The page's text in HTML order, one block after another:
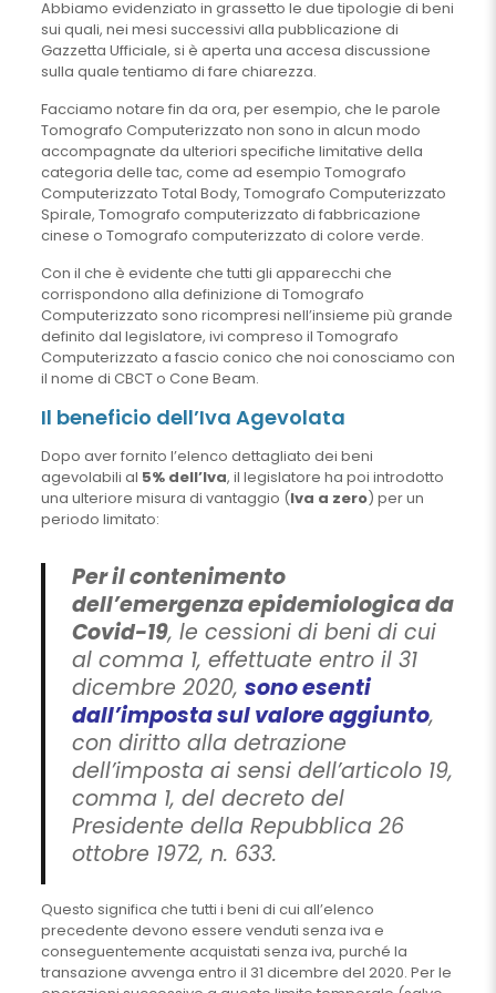
Abbiamo evidenziato in grassetto le due tipologie di beni
sui quali, nei mesi successivi alla pubblicazione di
Gazzetta Ufficiale, si è aperta una accesa discussione
sulla quale tentiamo di fare chiarezza.
Facciamo notare fin da ora, per esempio, che le parole
Tomografo Computerizzato non sono in alcun modo
accompagnate da ulteriori specifiche limitative della
categoria delle tac, come ad esempio Tomografo
Computerizzato Total Body, Tomografo Computerizzato
Spirale, Tomografo computerizzato di fabbricazione
cinese o Tomografo computerizzato di colore verde.
Con il che è evidente che tutti gli apparecchi che
corrispondono alla definizione di Tomografo
Computerizzato sono ricompresi nell’insieme più grande
definito dal legislatore, ivi compreso il Tomografo
Computerizzato a fascio conico che noi conosciamo con
il nome di CBCT o Cone Beam.
Il beneficio dell’Iva Agevolata
Dopo aver fornito l’elenco dettagliato dei beni
agevolabili al 5% dell’Iva, il legislatore ha poi introdotto
una ulteriore misura di vantaggio (Iva a zero) per un
periodo limitato:
Per il contenimento
dell’emergenza epidemiologica da
Covid-19, le cessioni di beni di cui
al comma 1, effettuate entro il 31
dicembre 2020, sono esenti
dall’imposta sul valore aggiunto,
con diritto alla detrazione
dell’imposta ai sensi dell’articolo 19,
comma 1, del decreto del
Presidente della Repubblica 26
ottobre 1972, n. 633.
Questo significa che tutti i beni di cui all’elenco
precedente devono essere venduti senza iva e
conseguentemente acquistati senza iva, purché la
transazione avvenga entro il 31 dicembre del 2020. Per le